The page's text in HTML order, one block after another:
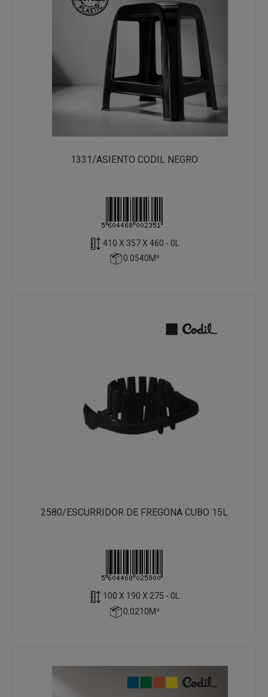
1331/ASIENTO CODIL NEGRO
410 X 357 X 460 - 0L
0.0540M³
2580/ESCURRIDOR DE FREGONA CUBO 15L
100 X 190 X 275 - 0L
0.0210M³